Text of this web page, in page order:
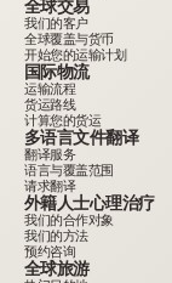
全球交易
我们的客户
全球覆盖与货币
开始您的运输计划
国际物流
运输流程
货运路线
计算您的货运
多语言文件翻译
翻译服务
语言与覆盖范围
请求翻译
外籍人士心理治疗
我们的合作对象
我们的方法
预约咨询
全球旅游